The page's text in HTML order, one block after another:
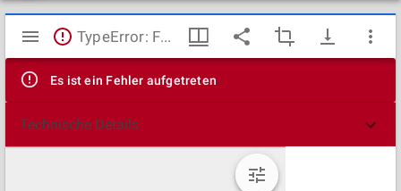
Mirador
Viewer
TypeError: Failed to fetch
Es ist ein Fehler aufgetreten
Technische Details